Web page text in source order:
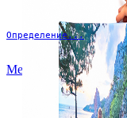
Определение...
Меню